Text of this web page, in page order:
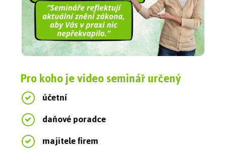
Pro koho je video seminář určený
účetní
daňové poradce
majitele firem